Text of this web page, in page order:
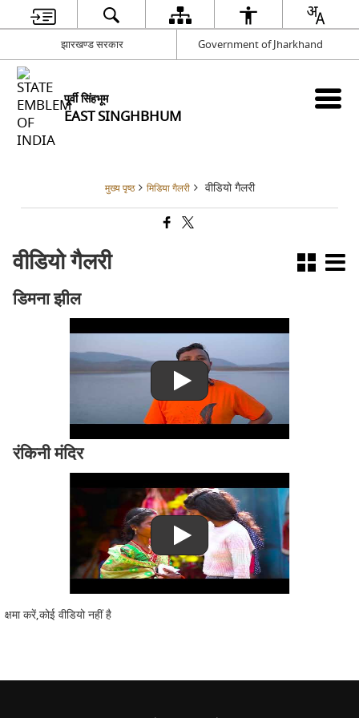
झारखण्ड सरकार Government of Jharkhand
पूर्वी सिंहभूम
EAST SINGHBHUM
मुख्य पृष्ठ मिडिया गैलरी वीडियो गैलरी
वीडियो गैलरी
डिमना झील
रंकिनी मंदिर
क्षमा करें,कोई वीडियो नहीं है